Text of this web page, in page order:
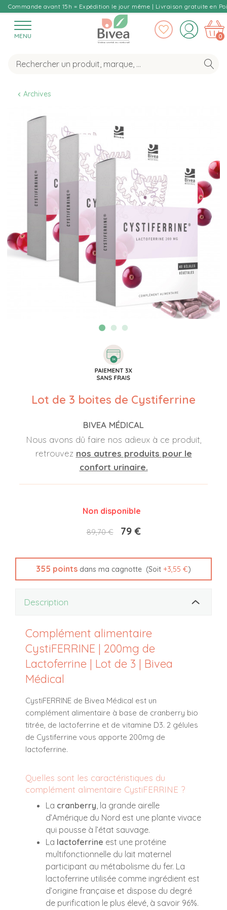
Commande avant 15h = Expédition le jour même | Livraison gratuite en
MENU 0
Archives
Lot de 3 boites de Cystiferrine
BIVEA MÉDICAL
Nous avons dû faire nos adieux à ce produit,
retrouvez nos autres produits pour le
confort urinaire.
Non disponible
89,70 € 79 €
355 points dans ma cagnotte (Soit +3,55 €)
Description
Complément alimentaire
CystiFERRINE | 200mg de
Lactoferrine | Lot de 3 | Bivea
Médical
CystiFERRINE de Bivea Médical est un
complément alimentaire à base de cranberry bio
titrée, de lactoferrine et de vitamine D3. 2 gélules
de Cystiferrine vous apporte 200mg de
lactoferrine.
Quelles sont les caractéristiques du
complément alimentaire CystiFERRINE ?
La cranberry , la grande airelle
d’Amérique du Nord est une plante vivace
qui pousse à l’état sauvage.
La lactoferrine est une protéine
multifonctionnelle du lait maternel
participant au métabolisme du fer. La
lactoferrine utilisée comme ingrédient est
d’origine française et dispose du degré
de purification le plus élevé, à savoir 96%.